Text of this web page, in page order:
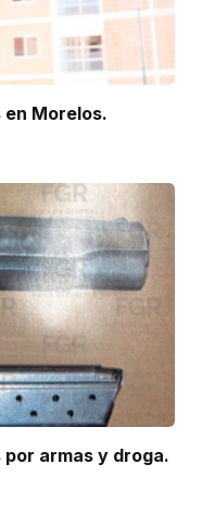
Morelos.
por armas y droga.